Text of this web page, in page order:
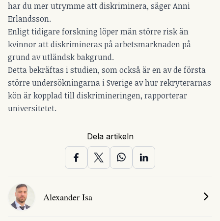
har du mer utrymme att diskriminera, säger Anni
Erlandsson.
Enligt tidigare forskning löper män större risk än
kvinnor att diskrimineras på arbetsmarknaden på
grund av utländsk bakgrund.
Detta bekräftas i studien, som också är en av de första
större undersökningarna i Sverige av hur rekryterarnas
kön är kopplad till diskrimineringen, rapporterar
universitetet.
Dela artikeln
Alexander Isa